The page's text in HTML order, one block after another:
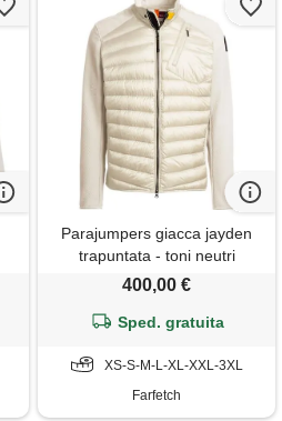
Parajumpers giacca jayden
trapuntata - toni neutri
400,00 €
Sped. gratuita
XS-S-M-L-XL-XXL-3XL
Farfetch